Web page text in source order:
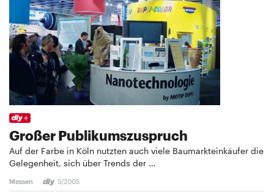
Großer Publikumszuspruch
Auf der Farbe in Köln nutzten auch viele Baumarkteinkäufer die
Gelegenheit, sich über Trends der …
Messen 5/2005